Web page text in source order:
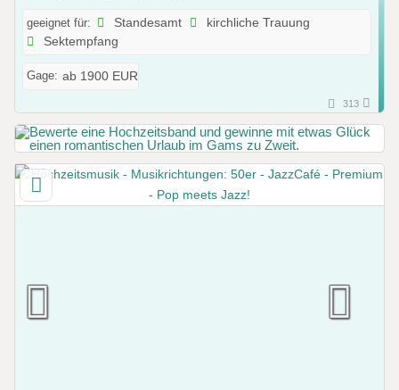
geeignet für: Standesamt
kirchliche Trauung
Sektempfang
Gage: ab 1900 EUR
313